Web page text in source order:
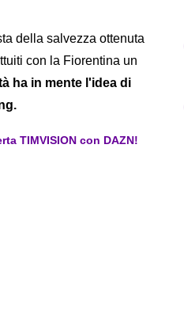
della salvezza ottenuta
con la Fiorentina un
ha in mente l'idea di
TIMVISION con DAZN!